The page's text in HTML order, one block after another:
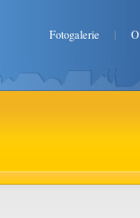
Fotogalerie |